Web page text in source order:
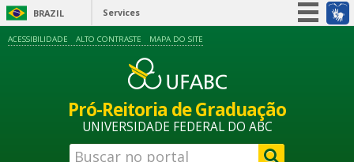
BRAZIL Services
Information access
Legislation
ACESSIBILIDADE ALTO CONTRASTE MAPA DO SITE
Pró-Reitoria de Graduação
UNIVERSIDADE FEDERAL DO ABC